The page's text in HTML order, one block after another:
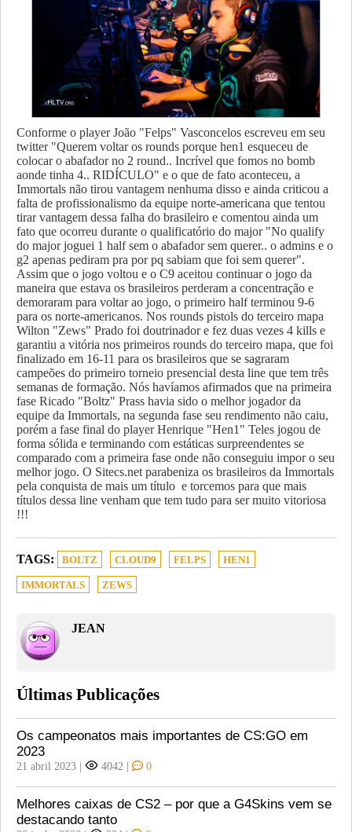
Conforme o player João "Felps" Vasconcelos escreveu em seu
twitter "Querem voltar os rounds porque hen1 esqueceu de
colocar o abafador no 2 round.. Incrível que fomos no bomb
aonde tinha 4.. RIDÍCULO" e o que de fato aconteceu, a
Immortals não tirou vantagem nenhuma disso e ainda criticou a
falta de profissionalismo da equipe norte-americana que tentou
tirar vantagem dessa falha do brasileiro e comentou ainda um
fato que ocorreu durante o qualificatório do major "No qualify
do major joguei 1 half sem o abafador sem querer.. o admins e o
g2 apenas pediram pra por pq sabiam que foi sem querer".
Assim que o jogo voltou e o C9 aceitou continuar o jogo da
maneira que estava os brasileiros perderam a concentração e
demoraram para voltar ao jogo, o primeiro half terminou 9-6
para os norte-americanos. Nos rounds pistols do terceiro mapa
Wilton "Zews" Prado foi doutrinador e fez duas vezes 4 kills e
garantiu a vitória nos primeiros rounds do terceiro mapa, que foi
finalizado em 16-11 para os brasileiros que se sagraram
campeões do primeiro torneio presencial desta line que tem três
semanas de formação. Nós havíamos afirmados que na primeira
fase Ricado "Boltz" Prass havia sido o melhor jogador da
equipe da Immortals, na segunda fase seu rendimento não caiu,
porém a fase final do player Henrique "Hen1" Teles jogou de
forma sólida e terminando com estáticas surpreendentes se
comparado com a primeira fase onde não conseguiu impor o seu
melhor jogo. O Sitecs.net parabeniza os brasileiros da Immortals
pela conquista de mais um título e torcemos para que mais
títulos dessa line venham que tem tudo para ser muito vitoriosa
!!!
TAGS: BOLTZ CLOUD9 FELPS HEN1
IMMORTALS ZEWS
JEAN
Últimas Publicações
Os campeonatos mais importantes de CS:GO em
2023
21 abril 2023 | 4042 | 0
Melhores caixas de CS2 – por que a G4Skins vem se
destacando tanto